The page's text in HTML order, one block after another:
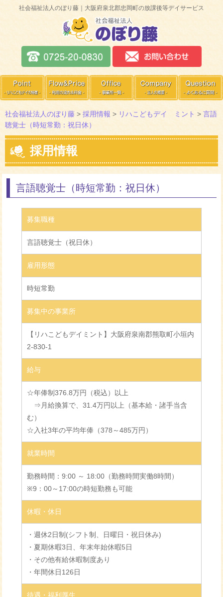
社会福祉法人のぼり藤｜大阪府泉北郡忠岡町の放課後等デイサービス
社会福祉法人のぼり藤 > 採用情報 > リハこどもデイ ミント > 言語
聴覚士（時短常勤：祝日休）
採用情報
言語聴覚士（時短常勤：祝日休）
募集職種
言語聴覚士（祝日休）
雇用形態
時短常勤
募集中の事業所
【リハこどもデイミント】大阪府泉南郡熊取町小垣内
2-830-1
給与
☆年俸制376.8万円（税込）以上
⇒月給換算で、31.4万円以上（基本給・諸手当含
む）
☆入社3年の平均年俸（378～485万円）
就業時間
勤務時間：9:00 ～ 18:00（勤務時間実働8時間）
※9：00～17:00の時短勤務も可能
休暇・休日
・週休2日制(シフト制、日曜日・祝日休み)
・夏期休暇3日、年末年始休暇5日
・その他有給休暇制度あり
・年間休日126日
待遇・福利厚生